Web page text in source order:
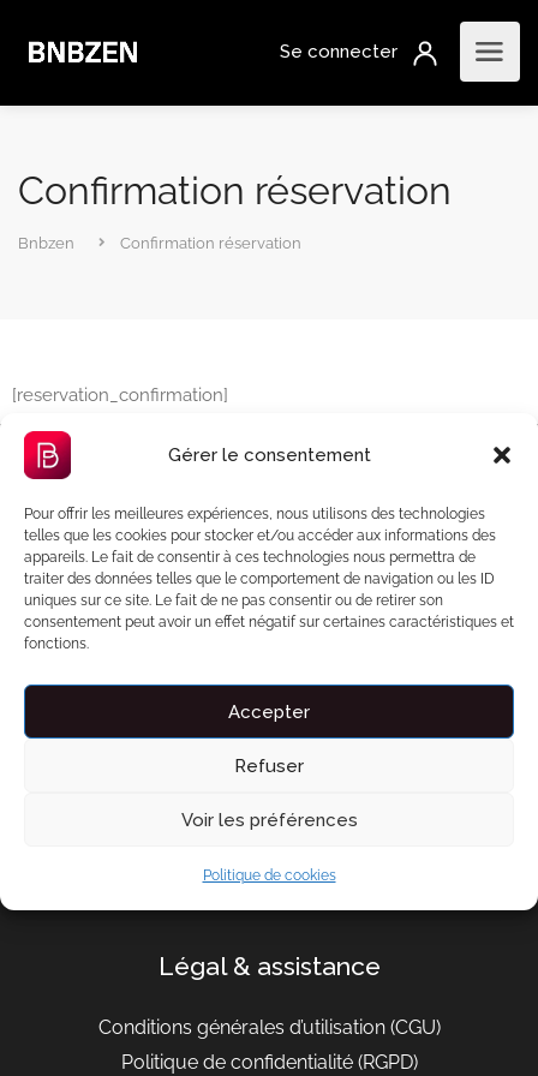
Gérer le consentement
Pour offrir les meilleures expériences, nous utilisons des technologies
telles que les cookies pour stocker et/ou accéder aux informations des
appareils. Le fait de consentir à ces technologies nous permettra de
traiter des données telles que le comportement de navigation ou les ID
uniques sur ce site. Le fait de ne pas consentir ou de retirer son
consentement peut avoir un effet négatif sur certaines caractéristiques et
fonctions.
Accepter
Refuser
Voir les préférences
Politique de cookies
Confirmation réservation
Bnbzen Confirmation réservation
[reservation_confirmation]
Liens importants
À propos de Bnbzen
Conseils
Contact
contact@bnbzen.fr
Légal & assistance
Conditions générales d’utilisation(CGU)
Politique de confidentialité (RGPD)